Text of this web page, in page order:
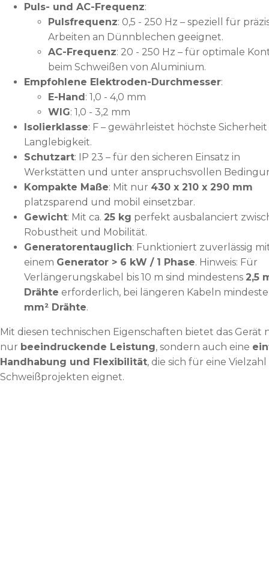
Puls- und AC-Frequenz:
Pulsfrequenz: 0,5 - 250 Hz – speziell für
Arbeiten an Dünnblechen geeignet.
AC-Frequenz: 20 - 250 Hz – für optimale
beim Schweißen von Aluminium.
Empfohlene Elektroden-Durchmesser:
E-Hand: 1,0 - 4,0 mm
WIG: 1,0 - 3,2 mm
Isolierklasse: F – gewährleistet höchste
Langlebigkeit.
Schutzart: IP 23 – für den sicheren Einsatz in
Werkstätten und unter anspruchsvollen
Kompakte Maße: Mit nur 430 x 210 x 290 mm
platzsparend und mobil einsetzbar.
Gewicht: Mit ca. 25 kg perfekt ausbalanciert
Robustheit und Mobilität.
Generatorentauglich: Funktioniert zuverlässig
einem Generator > 6 kW / 1 Phase. Hinweis: Für
Verlängerungskabel bis 10 m sind mindestens 2,5
Drähte erforderlich, bei längeren Kabeln
mm² Drähte.
Mit diesen technischen Eigenschaften bietet das Gerät
nur beeindruckende Leistung, sondern auch eine
Handhabung und Flexibilität, die sich für eine
Schweißprojekten eignet.